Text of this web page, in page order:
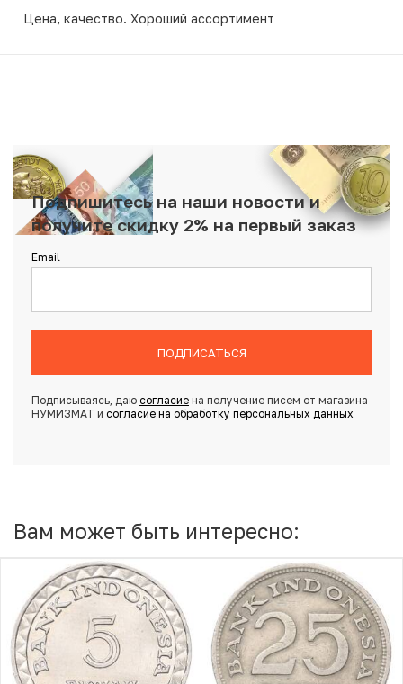
Цена, качество. Хороший ассортимент
Подпишитесь на наши новости и
получите скидку 2% на первый заказ
Email
ПОДПИСАТЬСЯ
Подписываясь, даю согласиена получение писем от магазина
НУМИЗМАТ и согласие на обработку персональных данных
Вам может быть интересно: